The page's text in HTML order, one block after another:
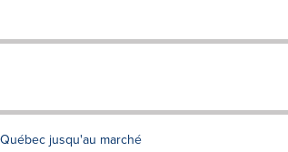
jusqu'au marché